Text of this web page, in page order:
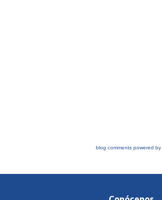
blog comments powered by